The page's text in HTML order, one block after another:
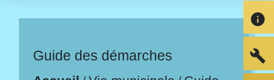
Guide des démarches
info
build